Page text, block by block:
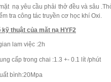
nạ yêu cầu phải thở đều và sâu
tra công tác truyền cơ học khí Oxi.
thuật của măt nạ HYF2
lam việc :2h
cấp trong chai :1.3 +- 0.1 lít /phút
bình:20Mpa